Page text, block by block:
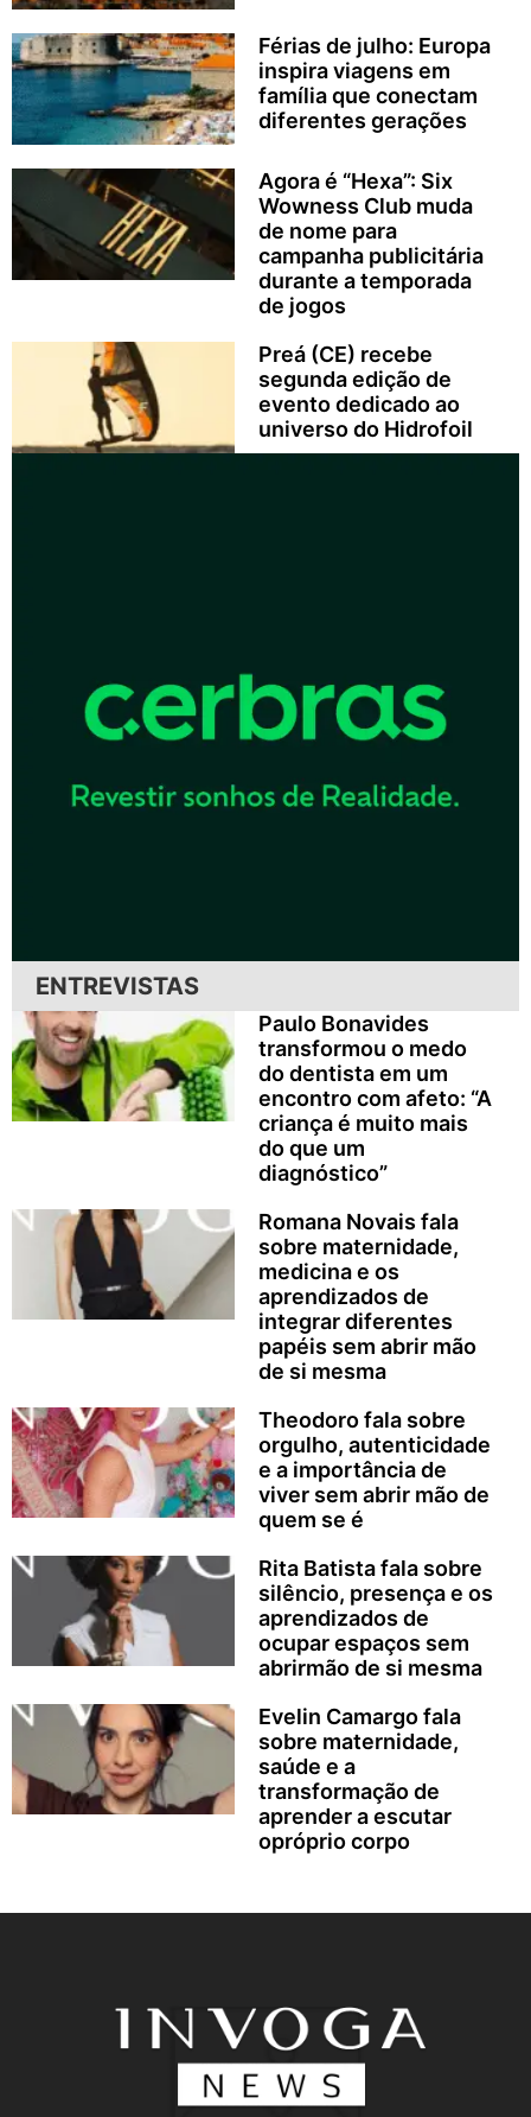
Férias de julho: Europa
inspira viagens em
família que conectam
diferentes gerações
Agora é “Hexa”: Six
Wowness Club muda
de nome para
campanha publicitária
durante a temporada
de jogos
Preá (CE) recebe
segunda edição de
evento dedicado ao
universo do Hidrofoil
ENTREVISTAS
Paulo Bonavides
transformou o medo
do dentista em um
encontro com afeto: “A
criança é muito mais
do que um
diagnóstico”
Romana Novais fala
sobre maternidade,
medicina e os
aprendizados de
integrar diferentes
papéis sem abrir mão
de si mesma
Theodoro fala sobre
orgulho, autenticidade
e a importância de
viver sem abrir mão de
quem se é
Rita Batista fala sobre
silêncio, presença e os
aprendizados de
ocupar espaços sem
abrirmão de si mesma
Evelin Camargo fala
sobre maternidade,
saúde e a
transformação de
aprender a escutar
opróprio corpo